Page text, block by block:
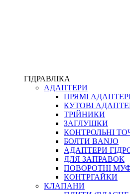
ФІТИНГИ ДІАГНОСТИЧНІ
АКСЕСУАРИ
ТРУБКИ ТА КОМПЛЕКТУЮЧІ
ФІТИНГИ ГІДРАВЛІЧНІ
ФІТИНГИ КОНДИЦІОНЕРНІ
ЗАХИСТ РУКАВІВ
ФІТИНГИ KARCHER
ФІТИНГИ НА ПІДЙОМ
КОНЕКТОРИ
ХОМУТИ
ГІДРАВЛІКА
АДАПТЕРИ
ПРЯМІ
КУТОВІ
ТРІЙНИКИ
ЗАГЛУШКИ
КОНТРОЛЬНІ
БОЛТИ BANJO
АДАПТЕРИ
ДЛЯ ЗАПРАВОК
ПОВОРОТНІ
КОНТРГАЙКИ
КЛАПАНИ